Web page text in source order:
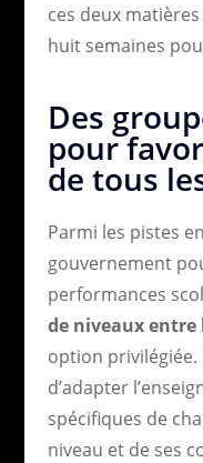
ces deux
huit semaines
Des
pour
de tous
Parmi les pistes
gouvernement
performances
de niveaux entre
option privilégiée.
d’adapter
spécifiques de
niveau et de ses